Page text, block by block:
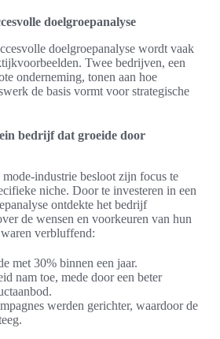
doelgroepanalyse
doelgroepanalyse wordt vaak
Twee bedrijven, een
onderneming, tonen aan hoe
de basis vormt voor strategische
bedrijf dat groeide door
industrie besloot zijn focus te
niche. Door te investeren in een
ontdekte het bedrijf
de wensen en voorkeuren van hun
verbluffend:
met 30% binnen een jaar.
nam toe, mede door een beter
werden gerichter, waardoor de